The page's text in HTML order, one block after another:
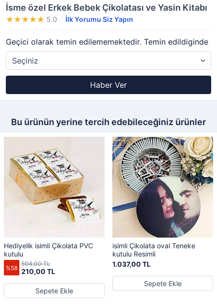
İsme özel Erkek Bebek Çikolatası ve Yasin Kitabı
5.0 İlk Yorumu Siz Yapın
Geçici olarak temin edilememektedir. Temin edildiginde
Haber Ver
Bu ürünün yerine tercih edebileceğiniz ürünler
Hediyelik isimli Çikolata PVC
kutulu
%58 210,00 TL
504,00 TL
Sepete Ekle
isimli Çikolata oval Teneke
kutulu Resimli
1.037,00 TL
Sepete Ekle